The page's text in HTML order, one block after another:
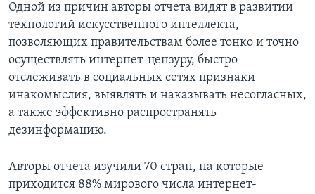
Одной из причин авторы отчета видят в развитии
технологий искусственного интеллекта,
позволяющих правительствам более тонко и точно
осуществлять интернет-цензуру, быстро
отслеживать в социальных сетях признаки
инакомыслия, выявлять и наказывать несогласных,
а также эффективно распространять
дезинформацию.
Авторы отчета изучили 70 стран, на которые
приходится 88% мирового числа интернет-